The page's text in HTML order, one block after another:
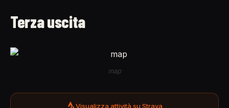
Terza uscita
map
Visualizza attività su Strava